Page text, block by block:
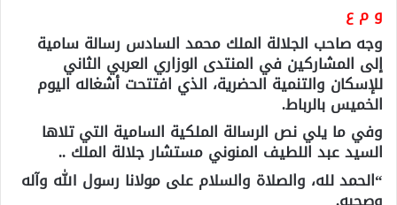
و م ع
وجه صاحب الجلالة الملك محمد السادس رسالة سامية
إلى المشاركين في المنتدى الوزاري العربي الثاني
للإسكان والتنمية الحضرية، الذي افتتحت أشغاله اليوم
الخميس بالرباط.
وفي ما يلي نص الرسالة الملكية السامية التي تلاها
السيد عبد اللطيف المنوني مستشار جلالة الملك ..
“الحمد لله، والصلاة والسلام على مولانا رسول الله وآله